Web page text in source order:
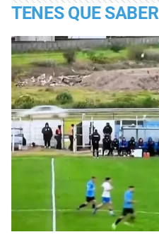
TENES QUE SABER